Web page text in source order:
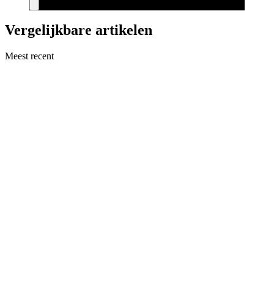
Vergelijkbare artikelen
Meest recent